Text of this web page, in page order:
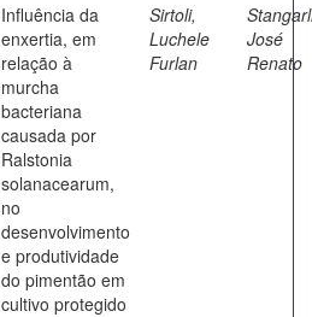
Influência da
enxertia, em
relação à
murcha
bacteriana
causada por
Ralstonia
solanacearum,
no
desenvolvimento
e produtividade
do pimentão em
cultivo protegido
Sirtoli,
Luchele
Furlan
José
Renato